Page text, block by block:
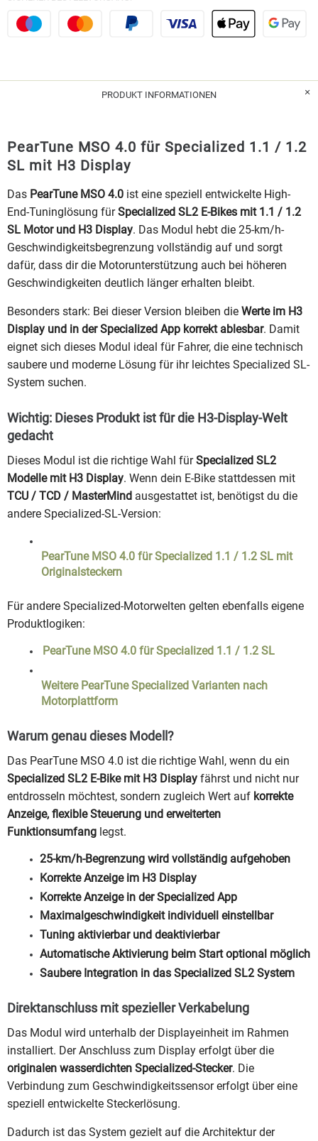
PRODUKT INFORMATIONEN
PearTune MSO 4.0 für Specialized 1.1 / 1.2
SL mit H3 Display
Das PearTune MSO 4.0 ist eine speziell entwickelte High-
End-Tuninglösung fürSpecialized SL2 E-Bikes mit 1.1 / 1.2
SL Motor und H3 Display. Das Modul hebt die 25-km/h-
Geschwindigkeitsbegrenzung vollständig auf und sorgt
dafür, dass dir die Motorunterstützung auch bei höheren
Geschwindigkeiten deutlich länger erhalten bleibt.
Besonders stark: Bei dieser Version bleiben die Werte im H3
Display und in der Specialized App korrekt ablesbar. Damit
eignet sich dieses Modul ideal für Fahrer, die eine technisch
saubere und moderne Lösung für ihr leichtes Specialized SL-
System suchen.
Wichtig: Dieses Produkt ist für die H3-Display-Welt
gedacht
Dieses Modul ist die richtige Wahl fürSpecialized SL2
Modelle mit H3 Display. Wenn dein E-Bike stattdessen mit
TCU / TCD / MasterMind ausgestattet ist, benötigst du die
andere Specialized-SL-Version:
PearTune MSO 4.0 für Specialized 1.1 / 1.2 SL mit
Originalsteckern
Für andere Specialized-Motorwelten gelten ebenfalls eigene
Produktlogiken:
PearTune MSO 4.0 für Specialized 1.1 / 1.2 SL
Weitere PearTune Specialized Varianten nach
Motorplattform
Warum genau dieses Modell?
Das PearTune MSO 4.0 ist die richtige Wahl, wenn du ein
Specialized SL2 E-Bike mit H3 Display fährst und nicht nur
entdrosseln möchtest, sondern zugleich Wert auf korrekte
Anzeige, flexible Steuerung und erweiterten
Funktionsumfang legst.
25-km/h-Begrenzung wird vollständig aufgehoben
Korrekte Anzeige im H3 Display
Korrekte Anzeige in der Specialized App
Maximalgeschwindigkeit individuell einstellbar
Tuning aktivierbar und deaktivierbar
Automatische Aktivierung beim Start optional möglich
Saubere Integration in das Specialized SL2 System
Direktanschluss mit spezieller Verkabelung
Das Modul wird unterhalb der Displayeinheit im Rahmen
installiert. Der Anschluss zum Display erfolgt über die
originalen wasserdichten Specialized-Stecker. Die
Verbindung zum Geschwindigkeitssensor erfolgt über eine
speziell entwickelte Steckerlösung.
Dadurch ist das System gezielt auf die Architektur der